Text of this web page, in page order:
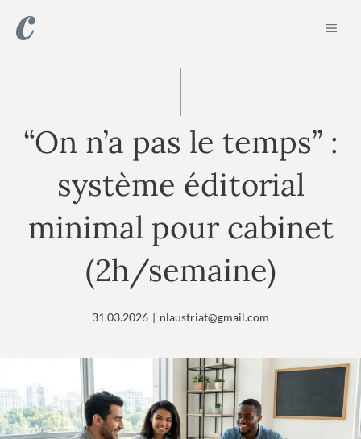
“On n’a pas le temps” :
système éditorial
minimal pour cabinet
(2h/semaine)
31.03.2026 | nlaustriat@gmail.com